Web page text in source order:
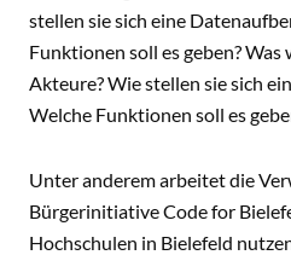
stellen sie sich eine
Funktionen soll es geben? Was
Akteure? Wie stellen sie sich
Welche Funktionen soll es
Unter anderem arbeitet die
Bürgerinitiative Code for
Hochschulen in Bielefeld